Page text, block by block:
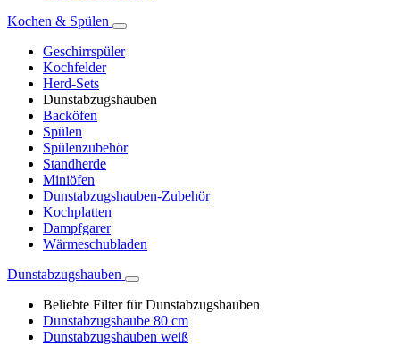
Kochen & Spülen
Geschirrspüler
Kochfelder
Herd-Sets
Dunstabzugshauben
Backöfen
Spülen
Spülenzubehör
Standherde
Miniöfen
Dunstabzugshauben-Zubehör
Kochplatten
Dampfgarer
Wärmeschubladen
Dunstabzugshauben
Beliebte Filter für Dunstabzugshauben
Dunstabzugshaube 80 cm
Dunstabzugshauben weiß